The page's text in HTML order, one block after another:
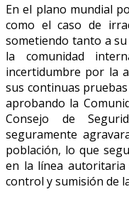
En el plano mundial
como el caso de
sometiendo tanto a
la comunidad
incertidumbre por la
sus continuas
aprobando la
Consejo de
seguramente
población, lo que
en la línea autoritaria
control y sumisión de